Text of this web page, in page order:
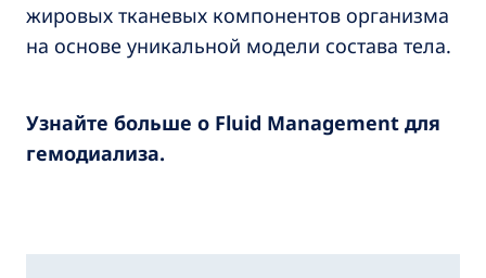
жировых тканевых компонентов организма
на основе уникальной модели состава тела.
Узнайте больше о Fluid Management для
гемодиализа.